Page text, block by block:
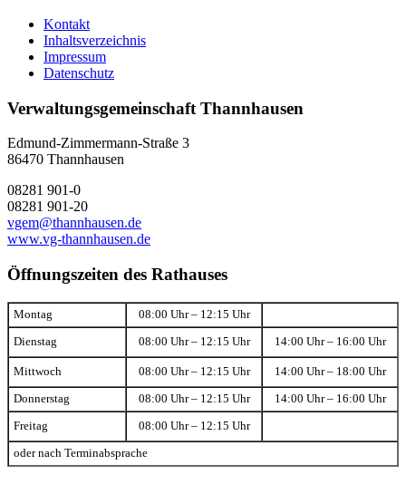
Kontakt
Inhaltsverzeichnis
Impressum
Datenschutz
Verwaltungsgemeinschaft Thannhausen
Edmund-Zimmermann-Straße 3
86470 Thannhausen
08281 901-0
08281 901-20
vgem@thannhausen.de
www.vg-thannhausen.de
Öffnungszeiten des Rathauses
Montag 08:00 Uhr – 12:15 Uhr
Dienstag 08:00 Uhr – 12:15 Uhr 14:00 Uhr – 16:00 Uhr
Mittwoch 08:00 Uhr – 12:15 Uhr 14:00 Uhr – 18:00 Uhr
Donnerstag 08:00 Uhr – 12:15 Uhr 14:00 Uhr – 16:00 Uhr
Freitag 08:00 Uhr – 12:15 Uhr
oder nach Terminabsprache